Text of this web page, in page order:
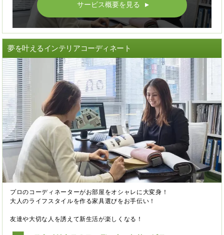
サービス概要を見る ▲
夢を叶えるインテリアコーディネート
プロのコーディネーターがお部屋をオシャレに大変身！
大人のライフスタイルを作る家具選びをお手伝い！
友達や大切な人を誘えて新生活が楽しくなる！